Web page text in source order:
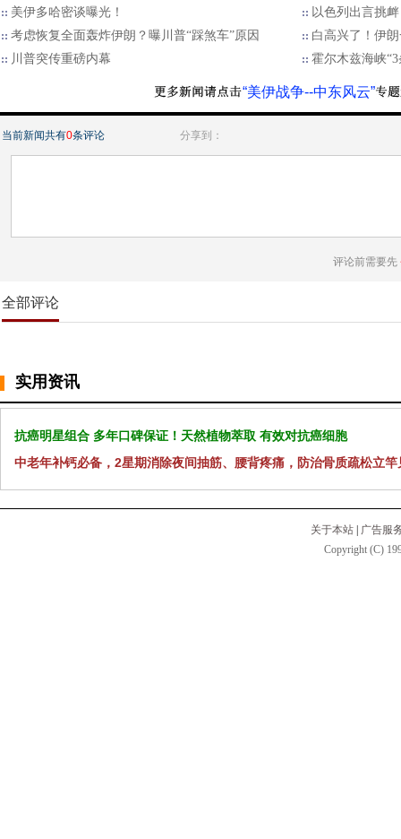
美伊多哈密谈曝光！
以色列出言挑
考虑恢复全面轰炸伊朗？曝川普“踩煞车”原因
白高兴了！伊
川普突传重磅内幕
霍尔木兹海峡
“美伊战争--中东风云”
当前新闻共有0条评论 分享到：
评论前需要先
全部评论
实用资讯
抗癌明星组合 多年口碑保证！天然植物萃取 有效对抗癌细胞
中老年补钙必备，2星期消除夜间抽筋、腰背疼痛，防治骨质疏松立竿
关于本站
广告服
Copyright (C)